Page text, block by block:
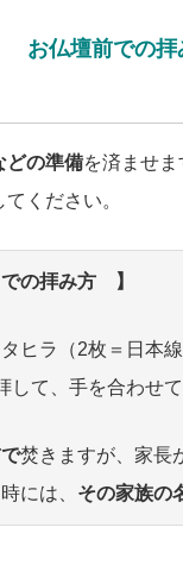
お仏壇前での拝
どの準備を済ませ
ください。
の拝み方 】
ヒラ（2枚＝日本
して、手を合わせて
焚きますが、家長
には、 その家族の